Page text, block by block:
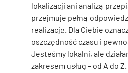
lokalizacji ani analizą
przejmuje pełną
realizację. Dla Ciebie
oszczędność czasu i
Jesteśmy lokalni, ale
zakresem usług – od A do Z.